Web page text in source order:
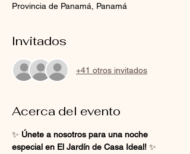
Provincia de Panamá, Panamá
Invitados
+41 otros invitados
Acerca del evento
✨ Únete a nosotros para una noche
especial en El Jardín de Casa Ideal! ✨